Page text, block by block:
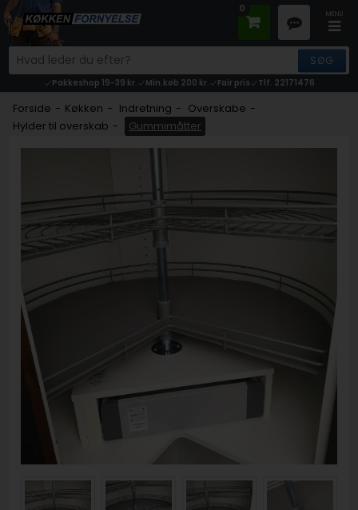
Pakkeshop 19-39 kr. Min.køb 200 kr. Fair pris Tlf. 22171476
0
Forside - Køkken - Indretning - Overskabe -
Hylder til overskab - Gummimåtter